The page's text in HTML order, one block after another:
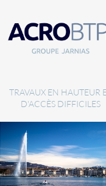
TRAVAUX EN HAUTEUR
D'ACCÈS DIFFICILES